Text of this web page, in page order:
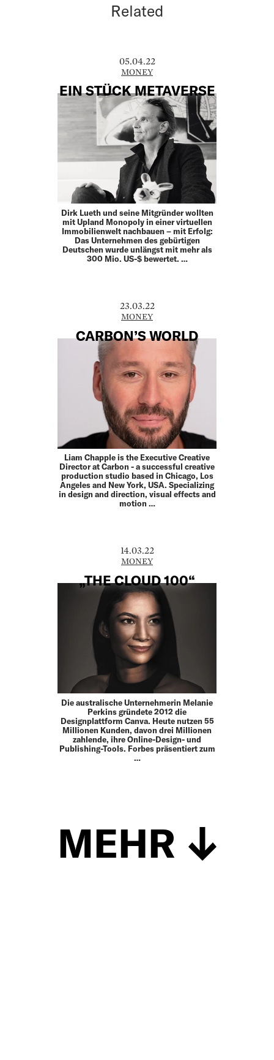
Related
05.04.22
MONEY
EIN STÜCK METAVERSE
Dirk Lueth und seine Mitgründer wollten
mit Upland Monopoly in einer virtuellen
Immobilienwelt nach­­bauen – mit Erfolg:
Das Unternehmen des gebürtigen
Deutschen wurde unlängst mit mehr als
300 Mio. US-$ bewertet. …
23.03.22
MONEY
CARBON’S WORLD
Liam Chapple is the Executive Creative
Director at Carbon - a successful creative
production studio based in Chicago, Los
Angeles and New York, USA. Specializing
in design and direction, visual effects and
motion …
14.03.22
MONEY
„THE CLOUD 100“
Die australische Unternehmerin Melanie
Perkins gründete 2012 die
Designplattform Canva. Heute nutzen 55
Millionen Kunden, davon drei Millionen
zahlende, ihre Online-Design- und
Publishing-Tools. Forbes präsentiert zum
…
MEHR